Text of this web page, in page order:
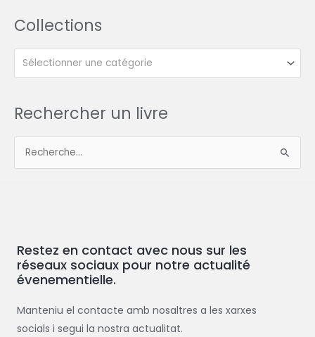
Collections
Sélectionner une catégorie
Rechercher un livre
c
h
e
Restez en contact avec nous sur les
réseaux sociaux pour notre actualité
évenementielle.
Manteniu el contacte amb nosaltres a les xarxes
socials i segui la nostra actualitat.